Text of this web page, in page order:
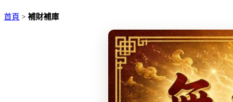
首頁 > 補財補庫